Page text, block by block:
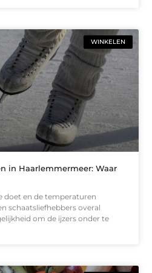
WINKELEN
in Haarlemmermeer: Waar
doet en de temperaturen
schaatsliefhebbers overal
om de ijzers onder te